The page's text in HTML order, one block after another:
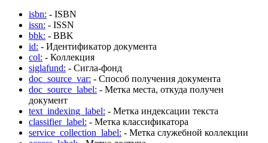
isbn: - ISBN
issn: - ISSN
bbk: - BBK
id: - Идентификатор документа
col: - Коллекция
siglafund: - Сигла-фонд
doc_source_var: - Способ получения документа
doc_source_label: - Метка места, откуда получен
документ
text_indexing_label: - Метка индексации текста
classifier_label: - Метка классификатора
service_collection_label: - Метка служебной коллекции